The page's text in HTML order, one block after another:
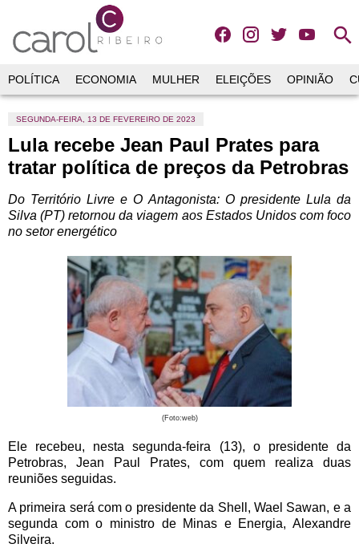
search
POLÍTICA ECONOMIA MULHER ELEIÇÕES OPINIÃO
SEGUNDA-FEIRA, 13 DE FEVEREIRO DE 2023
Lula recebe Jean Paul Prates para
tratar política de preços da Petrobras
Do Território Livre e O Antagonista: O presidente Lula da
Silva (PT) retornou da viagem aos Estados Unidos com foco
no setor energético
(Foto:web)
Ele recebeu, nesta segunda-feira (13), o presidente da
Petrobras, Jean Paul Prates, com quem realiza duas
reuniões seguidas.
A primeira será com o presidente da Shell, Wael Sawan, e a
segunda com o ministro de Minas e Energia, Alexandre
Silveira.